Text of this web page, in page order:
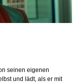
seinen eigenen
und lädt, als er mit